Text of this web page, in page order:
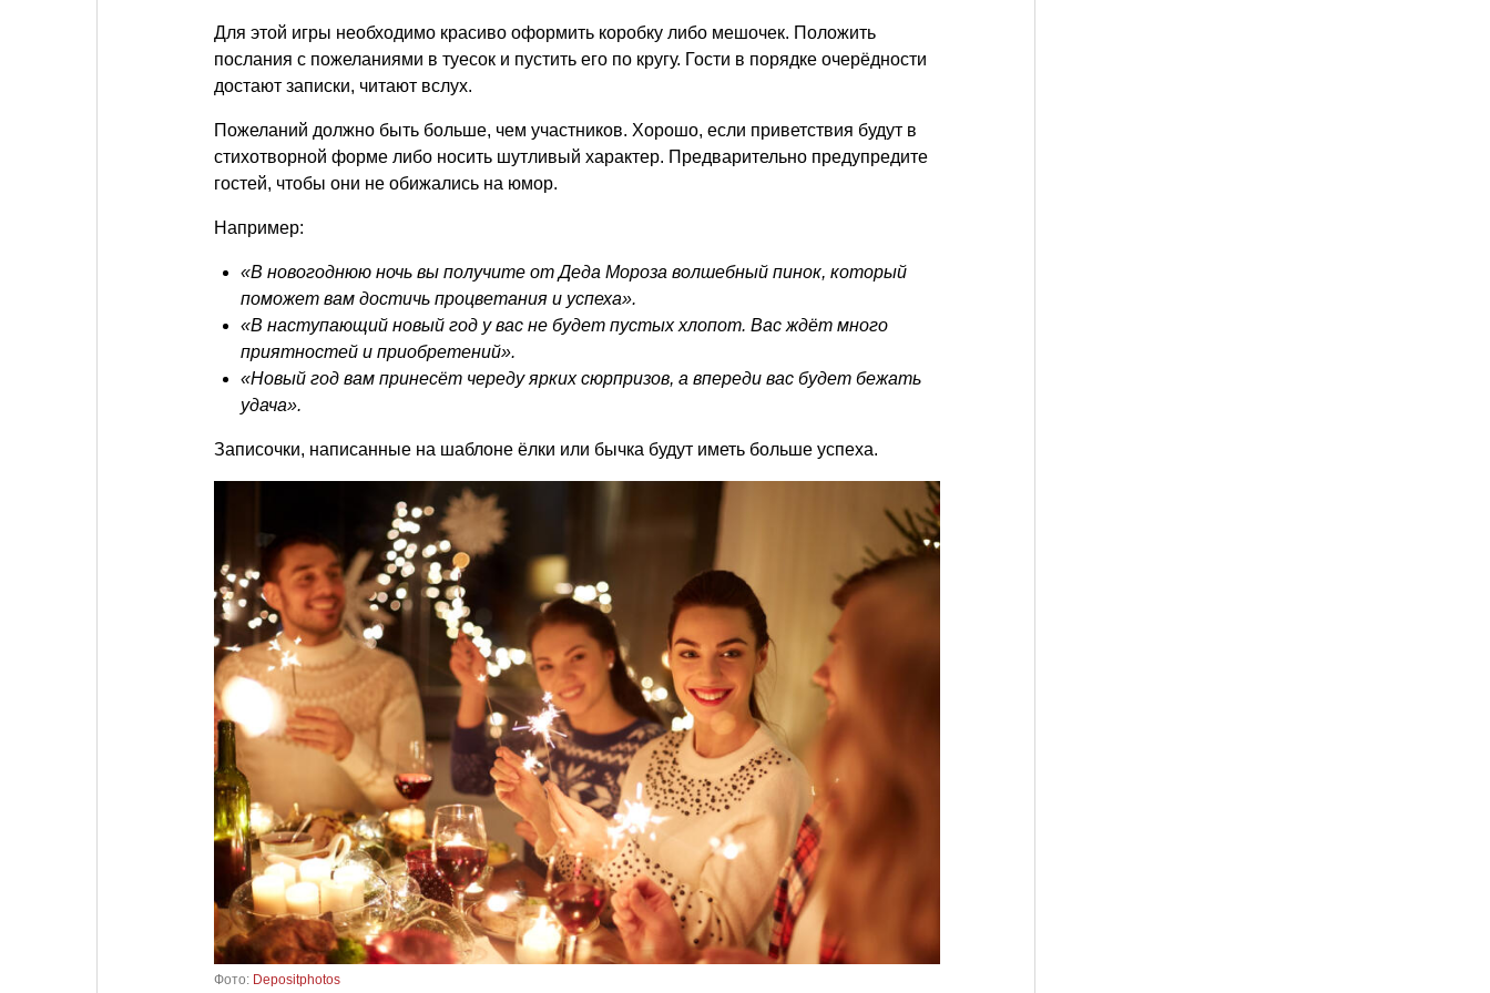
Для этой игры необходимо красиво оформить коробку либо мешочек. Положить
послания с пожеланиями в туесок и пустить его по кругу. Гости в порядке очерёдности
достают записки, читают вслух.
Пожеланий должно быть больше, чем участников. Хорошо, если приветствия будут в
стихотворной форме либо носить шутливый характер. Предварительно предупредите
гостей, чтобы они не обижались на юмор.
Например:
«В новогоднюю ночь вы получите от Деда Мороза волшебный пинок, который
поможет вам достичь процветания и успеха».
«В наступающий новый год у вас не будет пустых хлопот. Вас ждёт много
приятностей и приобретений».
«Новый год вам принесёт череду ярких сюрпризов, а впереди вас будет бежать
удача».
Записочки, написанные на шаблоне ёлки или бычка будут иметь больше успеха.
Фото: Depositphotos